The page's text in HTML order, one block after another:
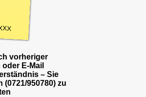
vorheriger
E-Mail
– Sie
950780) zu